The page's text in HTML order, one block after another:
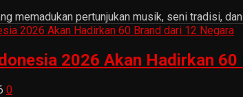
memadukan pertunjukan musik, seni tradisi,
2026 Akan Hadirkan
0